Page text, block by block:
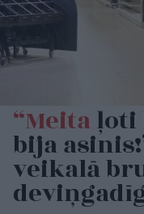
“Meitaļoti
bija
veikalā